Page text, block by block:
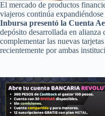
El mercado de productos
viajeros continúa
Inbursa presentó la Cuenta
depósito desarrollada en alianza
complementar las nuevas
recientemente por ambas